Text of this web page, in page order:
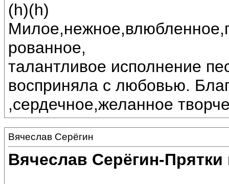
(h)(h)
рованное,
талантливое исполнение
восприняла с любовью.
,сердечное,желанное
Вячеслав Серёгин
Вячеслав Серёгин-Прятки